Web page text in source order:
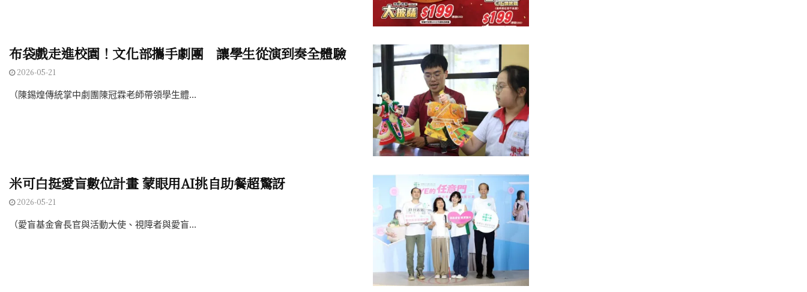
布袋戲走進校園！文化部攜手劇團 讓學生從演到奏全體驗
2026-05-21
（陳錫煌傳統掌中劇團陳冠霖老師帶領學生體...
米可白挺愛盲數位計畫 蒙眼用AI挑自助餐超驚訝
2026-05-21
（愛盲基金會長官與活動大使、視障者與愛盲...